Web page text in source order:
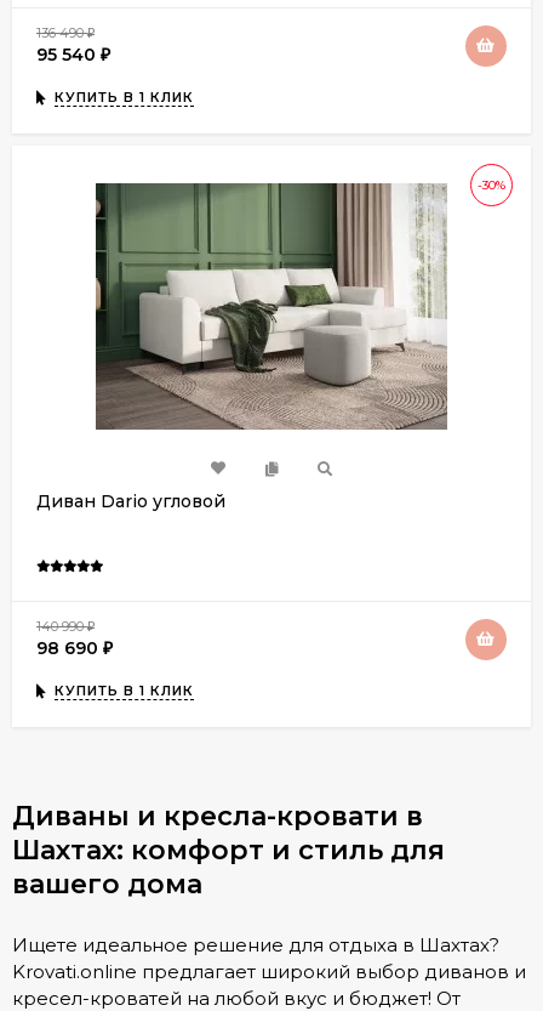
136 490₽
95 540 ₽
КУПИТЬ В 1 КЛИК
-30%
Диван Dario угловой
140 990₽
98 690 ₽
КУПИТЬ В 1 КЛИК
Диваны и кресла-кровати в
Шахтах: комфорт и стиль для
вашего дома
Ищете идеальное решение для отдыха в Шахтах?
Krovati.online предлагает широкий выбор диванов и
кресел-кроватей на любой вкус и бюджет! От